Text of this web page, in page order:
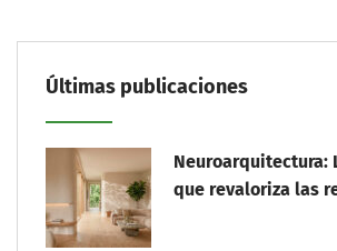
Últimas publicaciones
Neuroarquitectura:
que revaloriza las